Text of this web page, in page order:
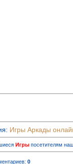
: Игры Аркады
Игры посетителям
: 0